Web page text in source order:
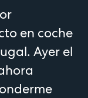
en coche
Ayer el